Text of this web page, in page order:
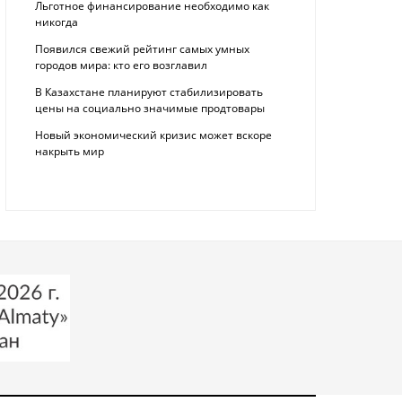
Льготное финансирование необходимо как
никогда
Появился свежий рейтинг самых умных
городов мира: кто его возглавил
В Казахстане планируют стабилизировать
цены на социально значимые продтовары
Новый экономический кризис может вскоре
накрыть мир